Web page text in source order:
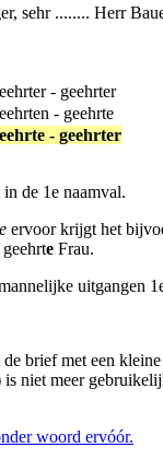
sehr ........ Herr
- geehrter
- geehrte
- geehrter
de 1e naamval.
ervoor krijgt het
geehrte Frau.
uitgangen
brief met een
is niet meer
woord ervóór.